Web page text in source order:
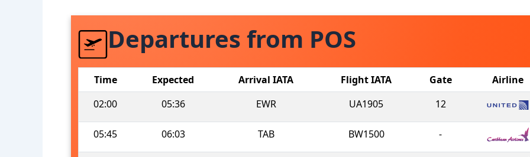
Departures from POS
Time Expected Arrival IATA Flight IATA Gate
Airline
02:00
05:36 EWR UA1905 12
05:45 06:03 TAB BW1500 -